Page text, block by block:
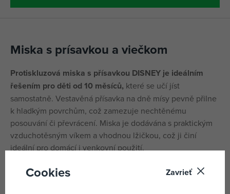
Miska s prísavkou a viečkom
Protiskluzová miska s přísavkou DISNEY je ideálním
řešením pro děti od 10 měsíců, které se učí jíst
samostatně. Vestavěná přísavka na dně mísy pevně přilne
k hladkým povrchům, což zamezuje nechtěnému
posouvání či převrácení. Miska je dodávána s praktickým
vzduchotěsným víkem a vhodnou lžičkou, což ji činí
ideální pro domácí i venkovní použití.
Vyrobena bez BPA, splňuje bezpečnostní standardy a
zajišťuje pohodlný a bezpečný zážitek z jídla.
Cookies Zavrieť